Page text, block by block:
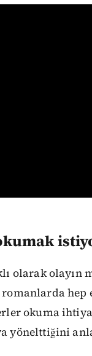
okumak
olarak olayın
hep
okuma
yönelttiğini